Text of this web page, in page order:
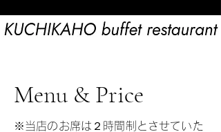
Menu & Price
※当店のお席は２時間制とさせていた